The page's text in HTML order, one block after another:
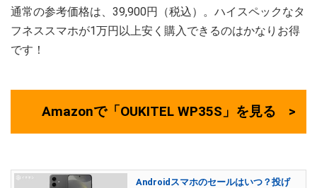
通常の参考価格は、39,900円（税込）。ハイスペックなタ
フネススマホが1万円以上安く購入できるのはかなりお得
です！
Amazonで「OUKITEL WP35S」を見る
Androidスマホのセールはいつ？投げ